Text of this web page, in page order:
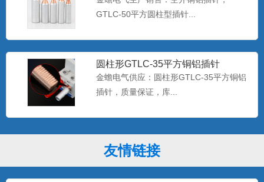
GTLC-50平方圆柱型插针...
圆柱形GTLC-35平方铜铝插针
金蟾电气供应：圆柱形GTLC-35平方铜铝
插针，质量保证，库...
GTLC-25铜铝插针空开用铜铝过渡端
子
金蟾牌GTLC-25铜铝插针空开用铜铝过渡
端子，型号齐全...
友情链接